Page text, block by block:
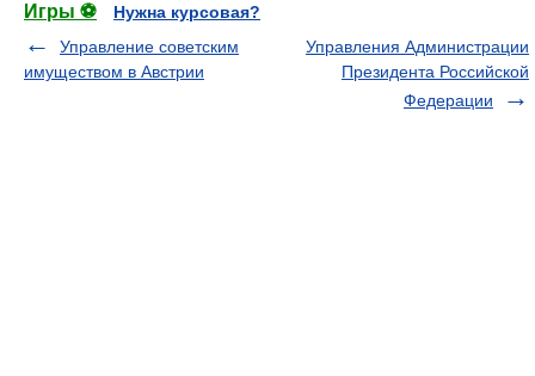
Игры ⚽
Нужна курсовая?
Управление советским
имуществом в Австрии
Управления Администрации
Президента Российской
Федерации